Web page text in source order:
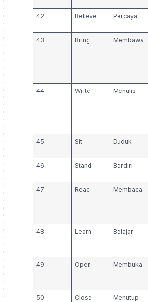
42 Believe Percaya
43 Bring Membawa
44 Write Menulis
45 Sit Duduk
46 Stand Berdiri
47 Read Membaca
48 Learn Belajar
49 Open Membuka
50 Close Menutup